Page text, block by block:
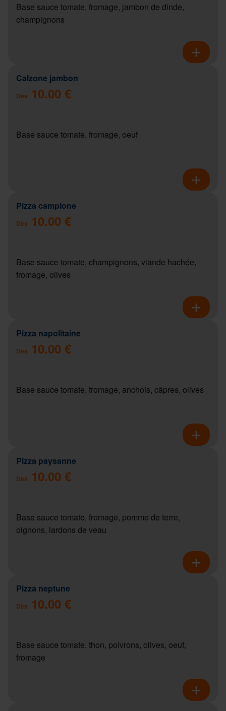
Base sauce tomate, fromage, jambon de dinde,
champignons
Calzone jambon
Dès 10.00 €
Base sauce tomate, fromage, oeuf
Pizza campione
Dès 10.00 €
Base sauce tomate, champignons, viande hachée,
fromage, olives
Pizza napolitaine
Dès 10.00 €
Base sauce tomate, fromage, anchois, câpres, olives
Pizza paysanne
Dès 10.00 €
Base sauce tomate, fromage, pomme de terre,
oignons, lardons de veau
Pizza neptune
Dès 10.00 €
Base sauce tomate, thon, poivrons, olives, oeuf,
fromage